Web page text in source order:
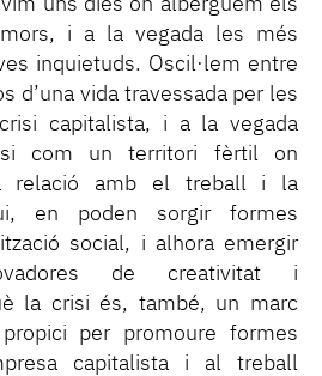
uns dies on alberguem els
i a la vegada les més
inquietuds. Oscil·lem entre
d’una vida travessada per les
capitalista, i a la vegada
com un territori fèrtil on
relació amb el treball i la
en poden sorgir formes
social, i alhora emergir
de creativitat i
la crisi és, també, un marc
per promoure formes
capitalista i al treball